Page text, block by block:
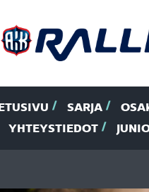
ETUSIVU SARJA
YHTEYSTIEDOT